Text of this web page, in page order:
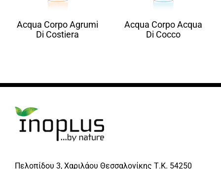
Acqua Corpo Agrumi
Di Costiera
Acqua Corpo Acqua
Di Cocco
Πελοπίδου 3, Χαριλάου Θεσσαλονίκης Τ.Κ. 54250